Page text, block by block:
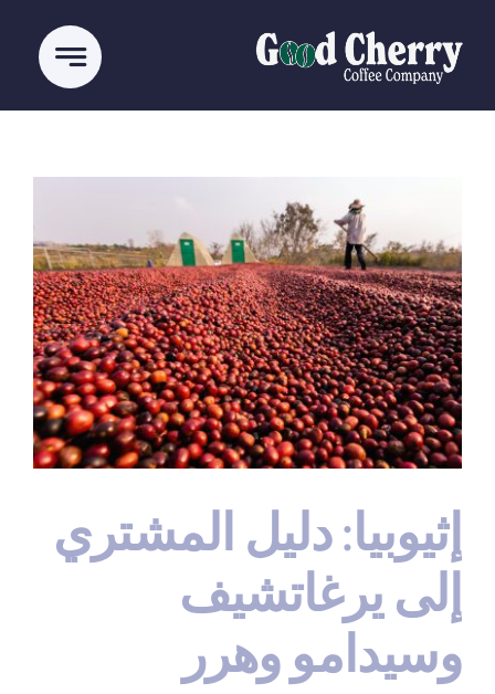
content
إثيوبيا: دليل المشتري
إلى يرغاتشيف
وسيدامو وهرر